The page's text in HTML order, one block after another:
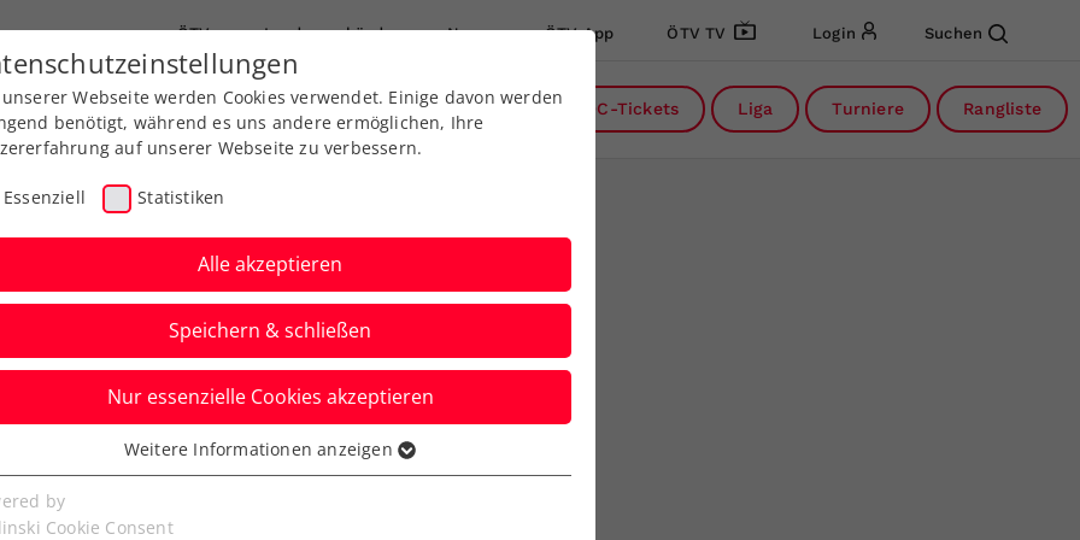
ÖTV Landesverbände News ÖTV App ÖTV TV Login Suchen
Ausbildungen Services Über uns DC-Tickets Liga Turniere Rangliste
Update der ÖTV-
Webseite werden Cookies verwendet. Einige davon werden
benötigt, während es uns andere ermöglichen, Ihre
auf unserer Webseite zu verbessern.
Essenziell Statistiken
Alle akzeptieren
Speichern & schließen
Nur essenzielle Cookies akzeptieren
Cookies werden für grundlegende Funktionen der
benötigt. Dadurch ist gewährleistet, dass die Webseite
Weitere Informationen anzeigen
by
Cookie Consent